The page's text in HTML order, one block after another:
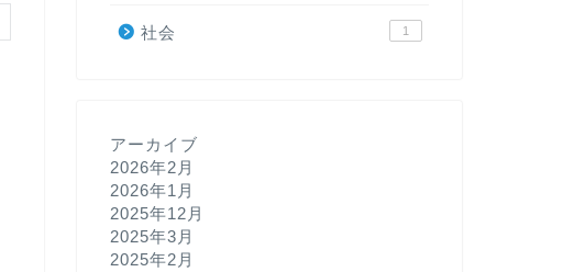
社会 1
アーカイブ
2026年2月
2026年1月
2025年12月
2025年3月
2025年2月